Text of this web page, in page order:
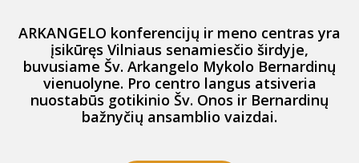
ARKANGELO konferencijų ir meno centras yra
įsikūręs Vilniaus senamiesčio širdyje,
buvusiame Šv. Arkangelo Mykolo Bernardinų
vienuolyne. Pro centro langus atsiveria
nuostabūs gotikinio Šv. Onos ir Bernardinų
bažnyčių ansamblio vaizdai.